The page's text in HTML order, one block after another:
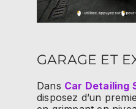
GARAGE ET
Dans Car Detailing
disposez d’un